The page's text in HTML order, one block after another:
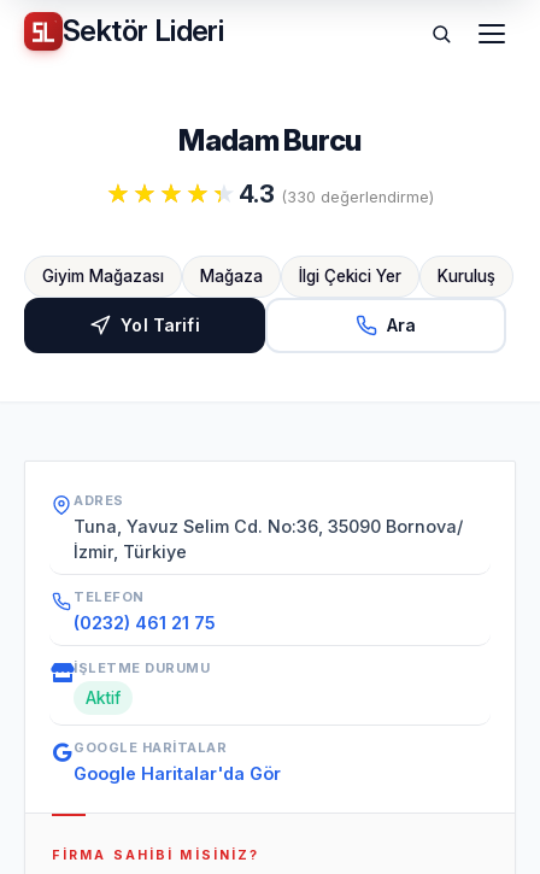
Sektör Lideri Menü
Madam Burcu
4.3 (330 değerlendirme)
Giyim Mağazası Mağaza İlgi Çekici Yer Kuruluş
Yol Tarifi Ara
ADRES
Tuna, Yavuz Selim Cd. No:36, 35090 Bornova/
İzmir, Türkiye
TELEFON
(0232) 461 21 75
İŞLETME DURUMU
Aktif
GOOGLE HARITALAR
Google Haritalar'da Gör
FIRMA SAHIBI MISINIZ?